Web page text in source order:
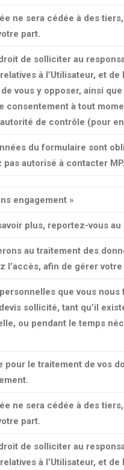
ne sera cédée à des
part.
de solliciter au
à l’Utilisateur, et
vous y opposer, ainsi
consentement à tout
autorité de contrôle (pour
du formulaire sont
pas autorisé à contacter MP.
engagement »
plus, reportez-vous au
au traitement des
l’accès, afin de gérer
que vous
sollicité, tant qu’il
ou pendant le temps
pour le traitement de vos
ne sera cédée à des
part.
de solliciter au
à l’Utilisateur, et